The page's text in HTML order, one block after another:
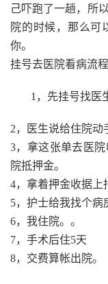
己吓跑了一趟，所
院的时候，那么可
你。
挂号去医院看病流
1，先挂号找医
2，医生说给住院动
3，拿这张单去医
院抵押金。
4，拿着押金收据上
5，护士给我找个病
6，我住院。。
7，手术后住5天
8，交费算帐出院。